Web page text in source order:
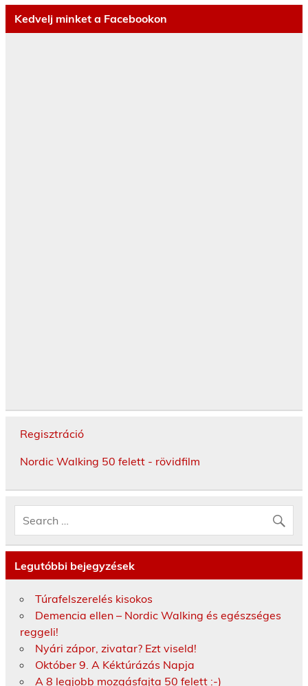
Kedvelj minket a Facebookon
Regisztráció
Nordic Walking 50 felett - rövidfilm
Legutóbbi bejegyzések
Túrafelszerelés kisokos
Demencia ellen – Nordic Walking és egészséges
reggeli!
Nyári zápor, zivatar? Ezt viseld!
Október 9. A Kéktúrázás Napja
A 8 legjobb mozgásfajta 50 felett :-)